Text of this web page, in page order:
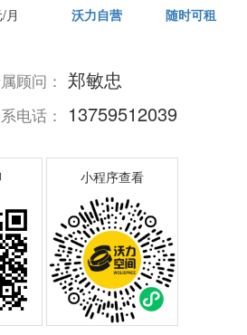
月 沃力自营 随时可租
顾问： 郑敏忠
电话： 13759512039
小程序查看